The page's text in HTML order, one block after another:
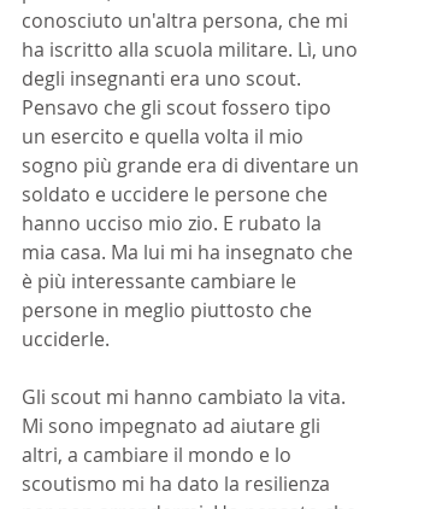
conosciuto un'altra persona, che mi
ha iscritto alla scuola militare. Lì, uno
degli insegnanti era uno scout.
Pensavo che gli scout fossero tipo
un esercito e quella volta il mio
sogno più grande era di diventare un
soldato e uccidere le persone che
hanno ucciso mio zio. E rubato la
mia casa. Ma lui mi ha insegnato che
è più interessante cambiare le
persone in meglio piuttosto che
ucciderle.
Gli scout mi hanno cambiato la vita.
Mi sono impegnato ad aiutare gli
altri, a cambiare il mondo e lo
scoutismo mi ha dato la resilienza